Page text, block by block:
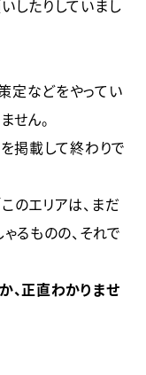
したりしていまし
定などをやってい
せん。
掲載して終わりで
のエリアは、まだ
るものの、それで
、正直わかりませ